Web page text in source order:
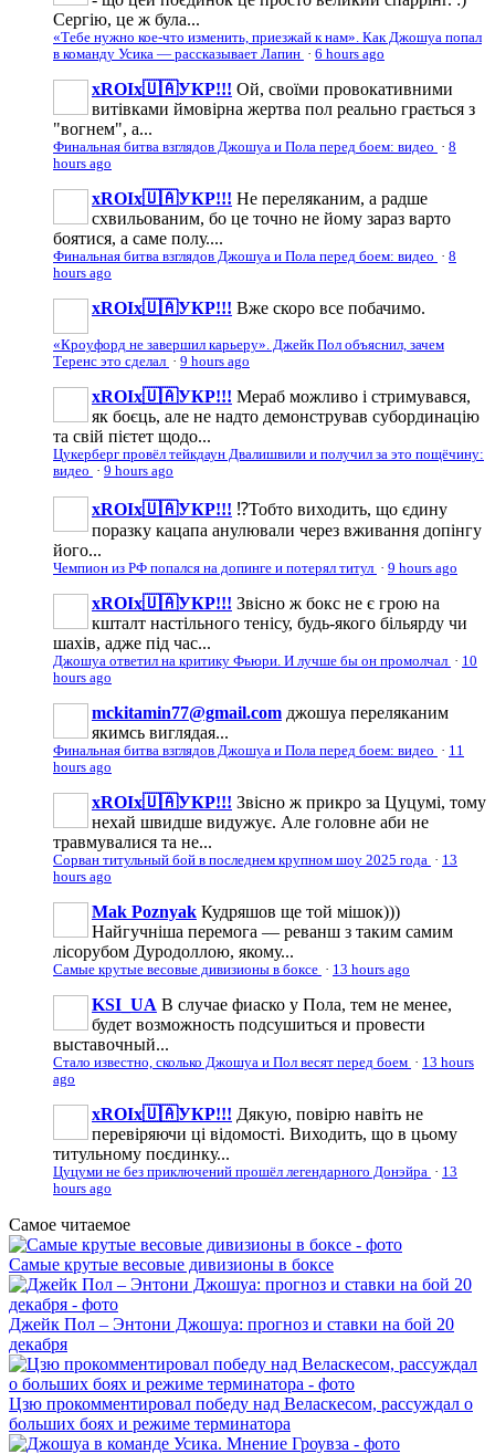
Сергію, це ж була...
«Тебе нужно кое-что изменить, приезжай к нам». Как Джошуа попал
в команду Усика — рассказывает Лапин · 6 hours ago
xROIx🇺🇦УКР!!! Ой, своїми провокативними
витівками ймовірна жертва пол реально грається з
"вогнем", а...
Финальная битва взглядов Джошуа и Пола перед боем: видео · 8
hours ago
xROIx🇺🇦УКР!!! Не переляканим, а радше
схвильованим, бо це точно не йому зараз варто
боятися, а саме полу....
Финальная битва взглядов Джошуа и Пола перед боем: видео · 8
hours ago
xROIx🇺🇦УКР!!! Вже скоро все побачимо.
«Кроуфорд не завершил карьеру». Джейк Пол объяснил, зачем
Теренс это сделал · 9 hours ago
xROIx🇺🇦УКР!!! Мераб можливо і стримувався,
як боєць, але не надто демонстрував субординацію
та свій пієтет щодо...
Цукерберг провёл тейкдаун Двалишвили и получил за это пощёчину:
видео · 9 hours ago
xROIx🇺🇦УКР!!! ⁉️Тобто виходить, що єдину
поразку кацапа анулювали через вживання допінгу
його...
Чемпион из РФ попался на допинге и потерял титул · 9 hours ago
xROIx🇺🇦УКР!!! Звісно ж бокс не є грою на
кшталт настільного тенісу, будь-якого більярду чи
шахів, адже під час...
Джошуа ответил на критику Фьюри. И лучше бы он промолчал · 10
hours ago
mckitamin77@gmail.com джошуа переляканим
якимсь виглядая...
Финальная битва взглядов Джошуа и Пола перед боем: видео · 11
hours ago
xROIx🇺🇦УКР!!! Звісно ж прикро за Цуцумі, тому
нехай швидше видужує. Але головне аби не
травмувалися та не...
Сорван титульный бой в последнем крупном шоу 2025 года · 13
hours ago
Mak Poznyak Кудряшов ще той мішок)))
Найгучніша перемога — реванш з таким самим
лісорубом Дуродоллою, якому...
Самые крутые весовые дивизионы в боксе · 13 hours ago
KSI_UA В случае фиаско у Пола, тем не менее,
будет возможность подсушиться и провести
выставочный...
Стало известно, сколько Джошуа и Пол весят перед боем · 13 hours
ago
xROIx🇺🇦УКР!!! Дякую, повірю навіть не
перевіряючи ці відомості. Виходить, що в цьому
титульному поєдинку...
Цуцуми не без приключений прошёл легендарного Донэйра · 13
hours ago
Самое читаемое
Самые крутые весовые дивизионы в боксе
Джейк Пол – Энтони Джошуа: прогноз и ставки на бой 20
декабря
Цзю прокомментировал победу над Веласкесом, рассуждал о
больших боях и режиме терминатора